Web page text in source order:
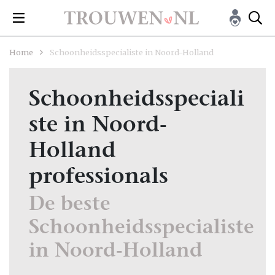
Home Schoonheidsspecialiste in Noord-Holland
Schoonheidsspeciali
ste in Noord-
Holland
professionals
De beste
Schoonheidsspecialiste
in Noord-Holland